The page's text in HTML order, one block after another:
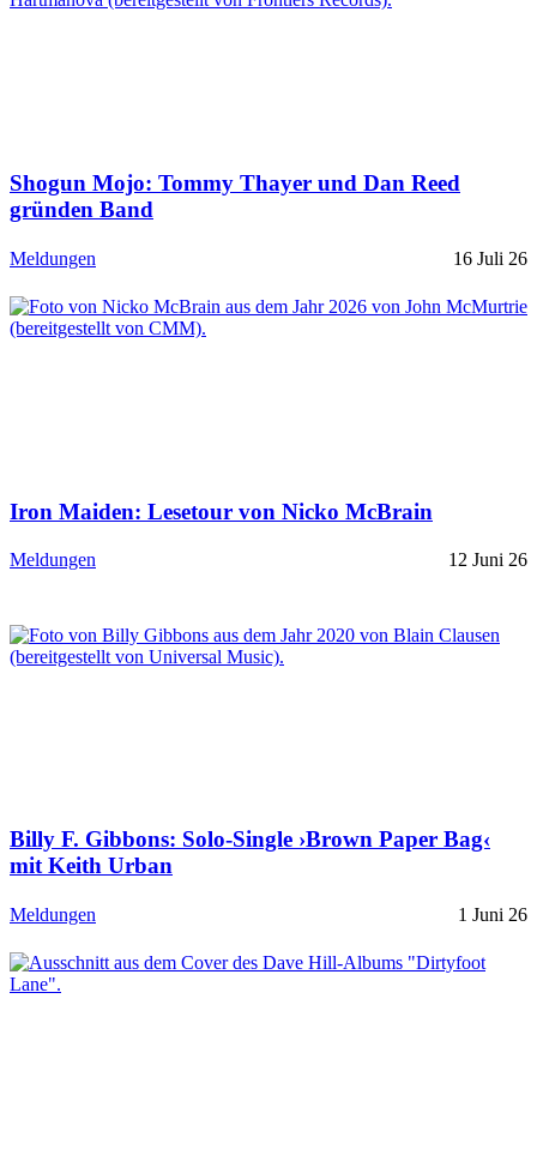
Shogun Mojo: Tommy Thayer und Dan Reed
gründen Band
Meldungen 16 Juli 26
Iron Maiden: Lesetour von Nicko McBrain
Meldungen 12 Juni 26
Billy F. Gibbons: Solo-Single ›Brown Paper Bag‹
mit Keith Urban
Meldungen 1 Juni 26